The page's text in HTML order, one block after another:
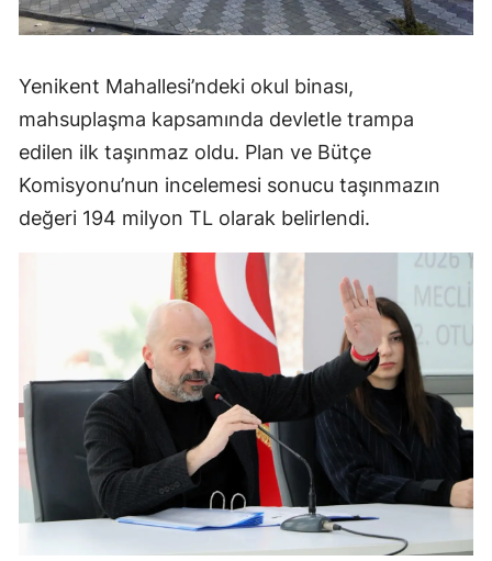
Yenikent Mahallesi’ndeki okul binası,
mahsuplaşma kapsamında devletle trampa
edilen ilk taşınmaz oldu. Plan ve Bütçe
Komisyonu’nun incelemesi sonucu taşınmazın
değeri 194 milyon TL olarak belirlendi.